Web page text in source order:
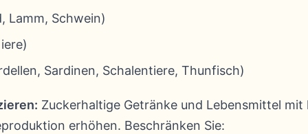
Lamm, Schwein)
Sardinen, Schalentiere, Thunfisch)
Zuckerhaltige Getränke und Lebensmittel
erhöhen. Beschränken Sie: